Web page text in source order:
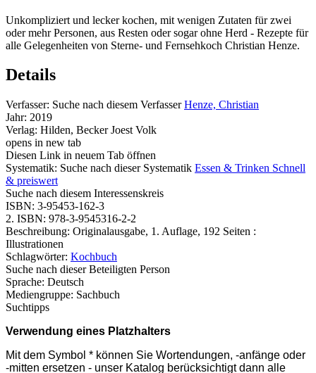
Unkompliziert und lecker kochen, mit wenigen Zutaten für zwei
oder mehr Personen, aus Resten oder sogar ohne Herd - Rezepte für
alle Gelegenheiten von Sterne- und Fernsehkoch Christian Henze.
Details
Verfasser: Suche nach diesem Verfasser Henze, Christian
Jahr: 2019
Verlag: Hilden, Becker Joest Volk
opens in new tab
Diesen Link in neuem Tab öffnen
Systematik: Suche nach dieser Systematik Essen & Trinken Schnell
& preiswert
Suche nach diesem Interessenskreis
ISBN: 3-95453-162-3
2. ISBN: 978-3-9545316-2-2
Beschreibung: Originalausgabe, 1. Auflage, 192 Seiten :
Illustrationen
Schlagwörter: Kochbuch
Suche nach dieser Beteiligten Person
Sprache: Deutsch
Mediengruppe: Sachbuch
Suchtipps
Verwendung eines Platzhalters
Mit dem Symbol * können Sie Wortendungen, -anfänge oder
-mitten ersetzen - unser Katalog berücksichtigt dann alle